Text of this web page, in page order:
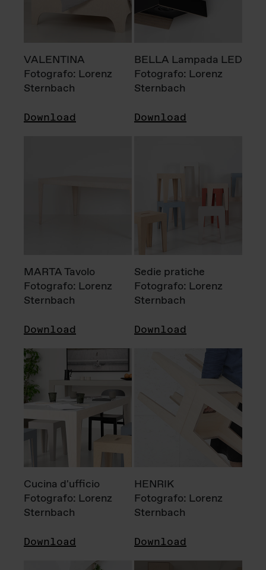
VALENTINA
Fotografo: Lorenz
Sternbach
Download
BELLA Lampada LED
Fotografo: Lorenz
Sternbach
Download
MARTA Tavolo
Fotografo: Lorenz
Sternbach
Download
Sedie pratiche
Fotografo: Lorenz
Sternbach
Download
Cucina d'ufficio
Fotografo: Lorenz
Sternbach
Download
HENRIK
Fotografo: Lorenz
Sternbach
Download